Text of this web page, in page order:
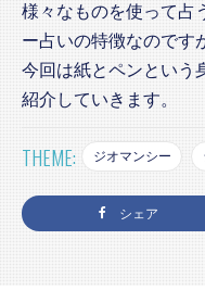
様々なものを使って占
ー占いの特徴なのです
今回は紙とペンという
紹介していきます。
THEME: ジオマンシー
シェア